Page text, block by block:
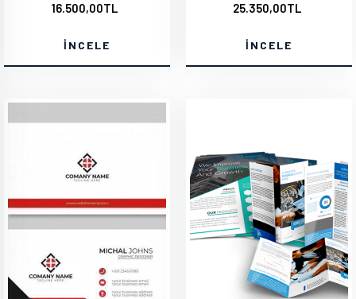
16.500,00TL
İNCELE
25.350,00TL
İNCELE